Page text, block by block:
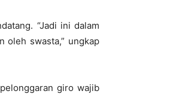
“Jadi ini dalam
oleh swasta,” ungkap
giro wajib